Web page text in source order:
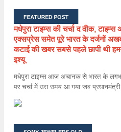
FEATURED POST
मधेपुरा टाइम्स की चर्चा द वीक,
एक्सप्रेस समेत पूरे भारत के दर्जनों
कटाई की खबर सबसे पहले छापी थी
इश्यू
मधेपुरा टाइम्स आज अचानक से भारत के
पर चर्चा में उस समय आ गया जब प्रधानमंत्री